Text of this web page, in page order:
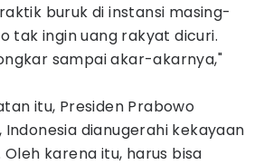
buruk di instansi masing-
tak ingin uang rakyat dicuri.
sampai akar-akarnya,"
itu, Presiden Prabowo
dianugerahi kekayaan
karena itu, harus bisa